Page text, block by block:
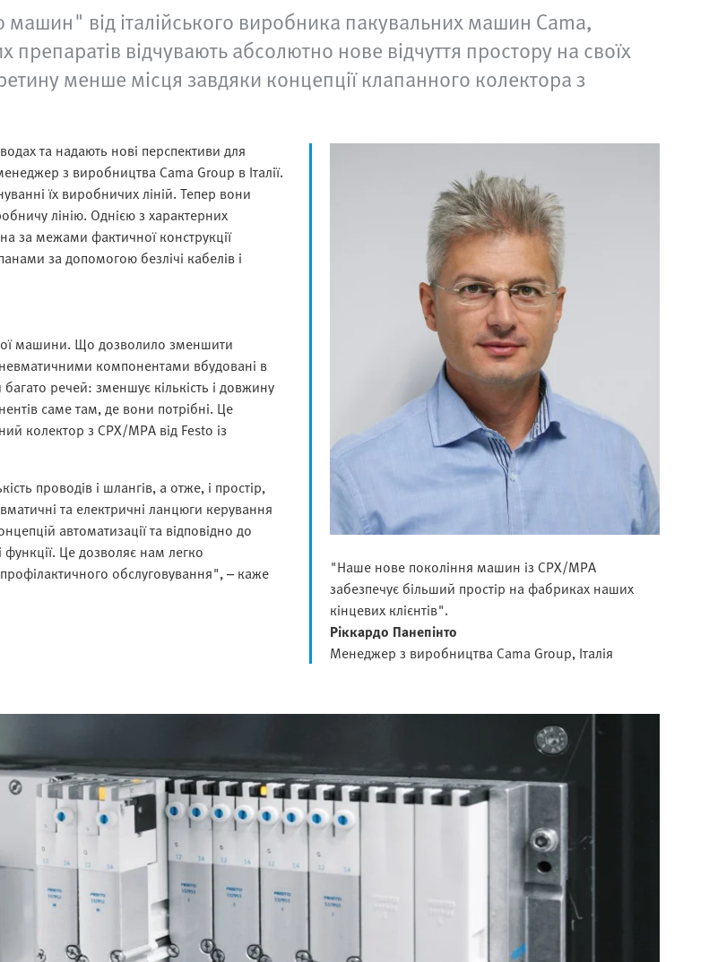
від італійського виробника пакувальних машин Cama,
відчувають абсолютно нове відчуття простору на своїх
менше місця завдяки концепції клапанного колектора з
та надають нові перспективи для
з виробництва Cama Group в Італії.
їх виробничих ліній. Тепер вони
лінію. Однією з характерних
за межами фактичної конструкції
за допомогою безлічі кабелів і
машини. Що дозволило зменшити
компонентами вбудовані в
речей: зменшує кількість і довжину
саме там, де вони потрібні. Це
колектор з CPX/MPA від Festo із
проводів і шлангів, а отже, і простір,
та електричні ланцюги керування
автоматизації та відповідно до
функції. Це дозволяє нам легко
обслуговування", – каже
"Наше нове покоління машин із CPX/MPA
забезпечує більший простір на фабриках наших
кінцевих клієнтів".
Ріккардо Панепінто
Менеджер з виробництва Cama Group, Італія